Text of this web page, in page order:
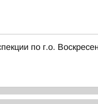
по г.о.